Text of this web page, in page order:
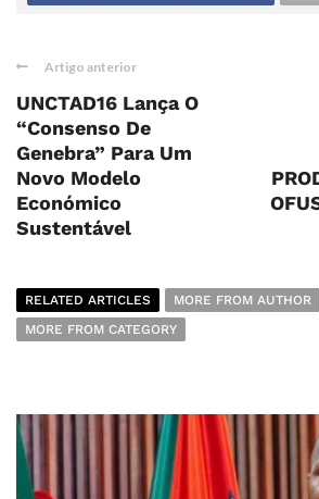
Artigo anterior
UNCTAD16 Lança O
“Consenso De
Genebra” Para Um
Novo Modelo
Económico
Sustentável
RELATED ARTICLES
MORE FROM AUTHOR
MORE FROM CATEGORY